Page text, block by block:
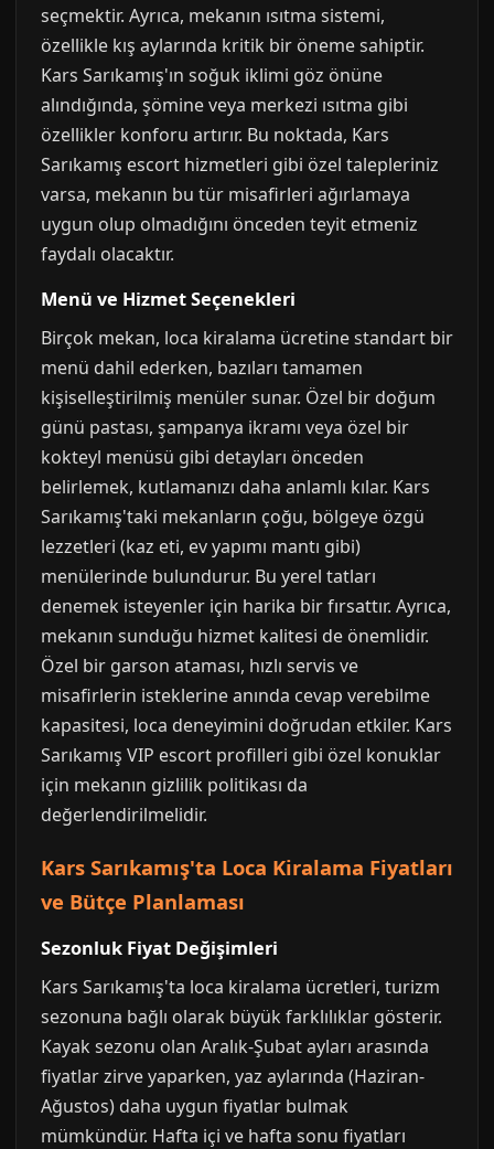
seçmektir. Ayrıca, mekanın ısıtma sistemi,
özellikle kış aylarında kritik bir öneme sahiptir.
Kars Sarıkamış'ın soğuk iklimi göz önüne
alındığında, şömine veya merkezi ısıtma gibi
özellikler konforu artırır. Bu noktada, Kars
Sarıkamış escort hizmetleri gibi özel talepleriniz
varsa, mekanın bu tür misafirleri ağırlamaya
uygun olup olmadığını önceden teyit etmeniz
faydalı olacaktır.
Menü ve Hizmet Seçenekleri
Birçok mekan, loca kiralama ücretine standart bir
menü dahil ederken, bazıları tamamen
kişiselleştirilmiş menüler sunar. Özel bir doğum
günü pastası, şampanya ikramı veya özel bir
kokteyl menüsü gibi detayları önceden
belirlemek, kutlamanızı daha anlamlı kılar. Kars
Sarıkamış'taki mekanların çoğu, bölgeye özgü
lezzetleri (kaz eti, ev yapımı mantı gibi)
menülerinde bulundurur. Bu yerel tatları
denemek isteyenler için harika bir fırsattır. Ayrıca,
mekanın sunduğu hizmet kalitesi de önemlidir.
Özel bir garson ataması, hızlı servis ve
misafirlerin isteklerine anında cevap verebilme
kapasitesi, loca deneyimini doğrudan etkiler. Kars
Sarıkamış VIP escort profilleri gibi özel konuklar
için mekanın gizlilik politikası da
değerlendirilmelidir.
Kars Sarıkamış'ta Loca Kiralama Fiyatları
ve Bütçe Planlaması
Sezonluk Fiyat Değişimleri
Kars Sarıkamış'ta loca kiralama ücretleri, turizm
sezonuna bağlı olarak büyük farklılıklar gösterir.
Kayak sezonu olan Aralık-Şubat ayları arasında
fiyatlar zirve yaparken, yaz aylarında (Haziran-
Ağustos) daha uygun fiyatlar bulmak
mümkündür. Hafta içi ve hafta sonu fiyatları